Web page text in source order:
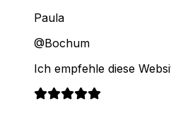
Paula
@Bochum
Ich empfehle diese